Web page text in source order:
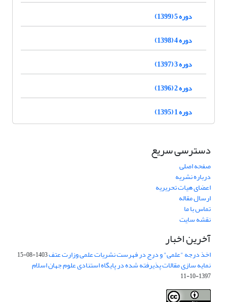
دوره 5 (1399)
دوره 4 (1398)
دوره 3 (1397)
دوره 2 (1396)
دوره 1 (1395)
دسترسی سریع
صفحه اصلی
درباره نشریه
اعضای هیات تحریریه
ارسال مقاله
تماس با ما
نقشه سایت
آخرین اخبار
اخذ درجه "علمی" و درج در فهرست نشریات علمی وزارت عتف1403-08-15
نمایه سازی مقالات پذیرفته شده در پایگاه استنادی علوم جهان اسلام
1397-10-11